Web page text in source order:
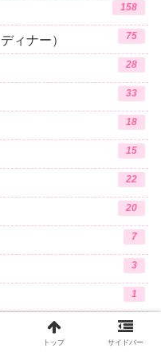
158
ィナー） 75
28
33
18
15
22
20
7
3
1
メ 26
トップ サイドバー